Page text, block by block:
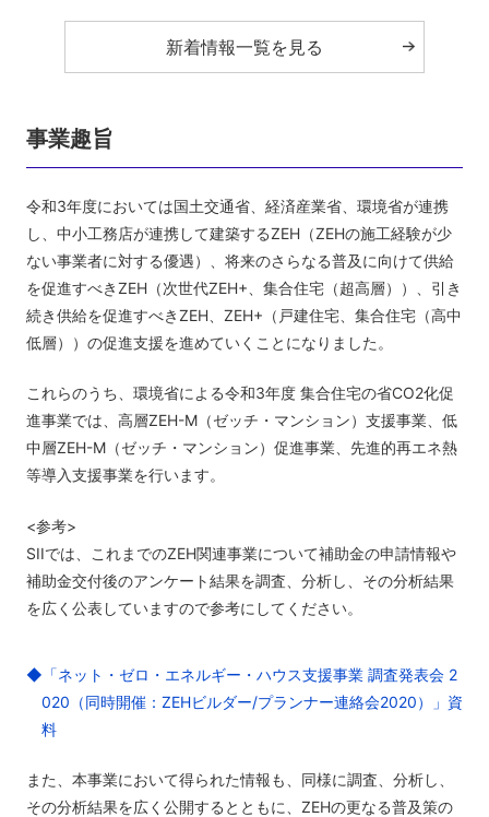
新着情報一覧を見る
事業趣旨
令和3年度においては国土交通省、経済産業省、環境省が連携
し、中小工務店が連携して建築するZEH（ZEHの施工経験が少
ない事業者に対する優遇）、将来のさらなる普及に向けて供給
を促進すべきZEH（次世代ZEH+、集合住宅（超高層））、引き
続き供給を促進すべきZEH、ZEH+（戸建住宅、集合住宅（高中
低層））の促進支援を進めていくことになりました。
これらのうち、環境省による令和3年度 集合住宅の省CO2化促
進事業では、高層ZEH-M（ゼッチ・マンション）支援事業、低
中層ZEH-M（ゼッチ・マンション）促進事業、先進的再エネ熱
等導入支援事業を行います。
<参考>
SIIでは、これまでのZEH関連事業について補助金の申請情報や
補助金交付後のアンケート結果を調査、分析し、その分析結果
を広く公表していますので参考にしてください。
◆「ネット・ゼロ・エネルギー・ハウス支援事業 調査発表会 2
020（同時開催：ZEHビルダー/プランナー連絡会2020）」資
料
また、本事業において得られた情報も、同様に調査、分析し、
その分析結果を広く公開するとともに、ZEHの更なる普及策の